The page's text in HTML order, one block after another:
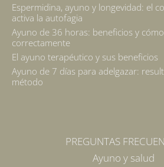
Espermidina, ayuno y longevidad: el
activa la autofagia
Ayuno de 36 horas: beneficios y
correctamente
El ayuno terapéutico y sus beneficios
Ayuno de 7 días para adelgazar:
método
PREGUNTAS
Ayuno y salud